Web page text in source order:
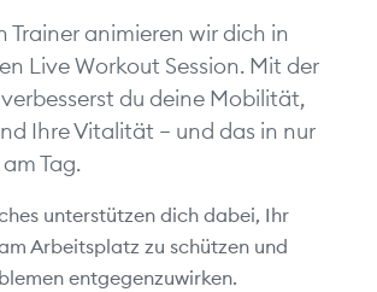
Trainer animieren wir dich in
Live Workout Session. Mit der
du deine Mobilität,
Ihre Vitalität – und das in nur
Tag.
unterstützen dich dabei, Ihr
Arbeitsplatz zu schützen und
entgegenzuwirken.